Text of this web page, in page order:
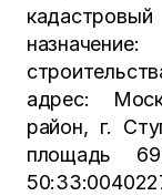
адрес:
район, г.
площадь